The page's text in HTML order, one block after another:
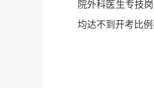
院外科医生专技
均达不到开考比